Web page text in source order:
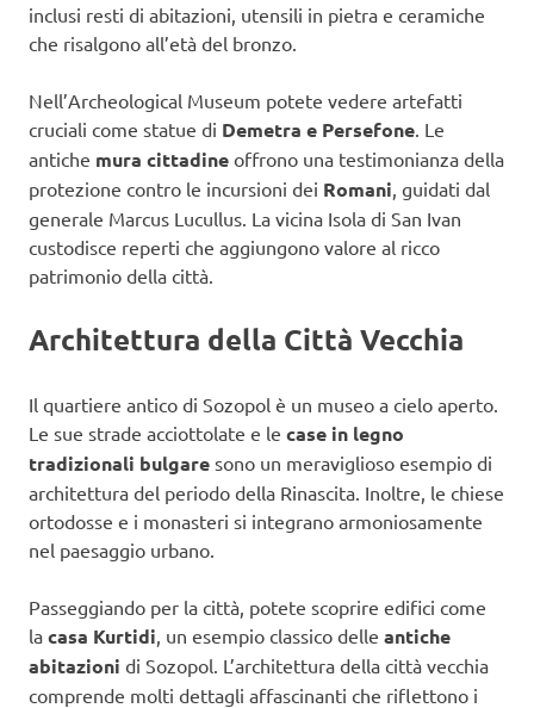
inclusi resti di abitazioni, utensili in pietra e ceramiche
che risalgono all’età del bronzo.
Nell’Archeological Museum potete vedere artefatti
cruciali come statue di Demetra e Persefone . Le
antiche mura cittadine offrono una testimonianza della
protezione contro le incursioni dei Romani , guidati dal
generale Marcus Lucullus. La vicina Isola di San Ivan
custodisce reperti che aggiungono valore al ricco
patrimonio della città.
Architettura della Città Vecchia
Il quartiere antico di Sozopol è un museo a cielo aperto.
Le sue strade acciottolate e le case in legno
tradizionali bulgare sono un meraviglioso esempio di
architettura del periodo della Rinascita. Inoltre, le chiese
ortodosse e i monasteri si integrano armoniosamente
nel paesaggio urbano.
Passeggiando per la città, potete scoprire edifici come
la casa Kurtidi , un esempio classico delle antiche
abitazioni di Sozopol. L’architettura della città vecchia
comprende molti dettagli affascinanti che riflettono i